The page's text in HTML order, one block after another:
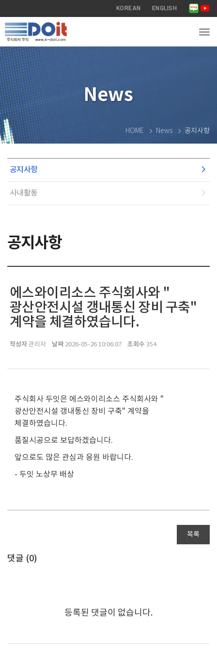
KOREAN ENGLISH
News
HOME News 공지사항
공지사항
사내활동
공지사항
에스와이리소스 주식회사와 "
광산안전시설 갱내통신 장비 구축"
계약을 체결하였습니다.
작성자 관리자 날짜 2026-05-26 10:06:07 조회수 354
주식회사 두잇은 에스와이리소스 주식회사와 "
광산안전시설 갱내통신 장비 구축" 계약을
체결하였습니다.
품질시공으로 보답하겠습니다.
앞으로도 많은 관심과 응원 바랍니다.
- 두잇 노상무 배상
목록
댓글 (0)
등록된 댓글이 없습니다.